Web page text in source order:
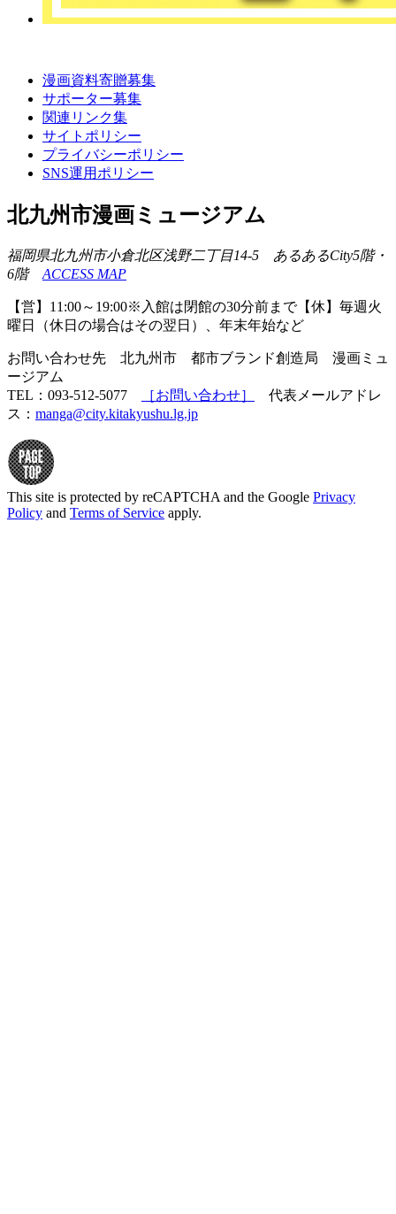
漫画資料寄贈募集
サポーター募集
関連リンク集
サイトポリシー
プライバシーポリシー
SNS運用ポリシー
北九州市漫画ミュージアム
福岡県北九州市小倉北区浅野二丁目14-5 あるあるCity5階・
6階 ACCESS MAP
【営】11:00～19:00※入館は閉館の30分前まで【休】毎週火
曜日（休日の場合はその翌日）、年末年始など
お問い合わせ先 北九州市 都市ブランド創造局 漫画ミュ
ージアム
TEL：093-512-5077
［お問い合わせ］
代表メールアドレ
ス： manga@city.kitakyushu.lg.jp
This site is protected by reCAPTCHA and the Google Privacy
Policy and Terms of Service apply.